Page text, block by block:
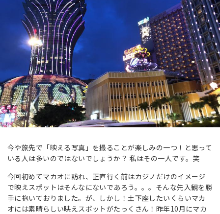
今や旅先で「映える写真」を撮ることが楽しみの一つ！と思って
いる人は多いのではないでしょうか？ 私はその一人です。笑
今回初めてマカオに訪れ、正直行く前はカジノだけのイメージ
で映えスポットはそんなにないであろう。。。そんな先入観を勝
手に抱いておりました。が、しかし！土下座したいくらいマカ
オには素晴らしい映えスポットがたっくさん！昨年10月にマカ